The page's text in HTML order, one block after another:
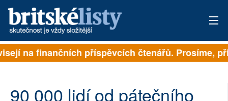
PŘIHLÁSIT
na finančních příspěvcích čtenářů. Prosíme,
90 000 lidí od pátečního